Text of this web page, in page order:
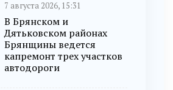
7 августа 2026, 15:31
В Брянском и
Дятьковском районах
Брянщины ведется
капремонт трех участков
автодороги